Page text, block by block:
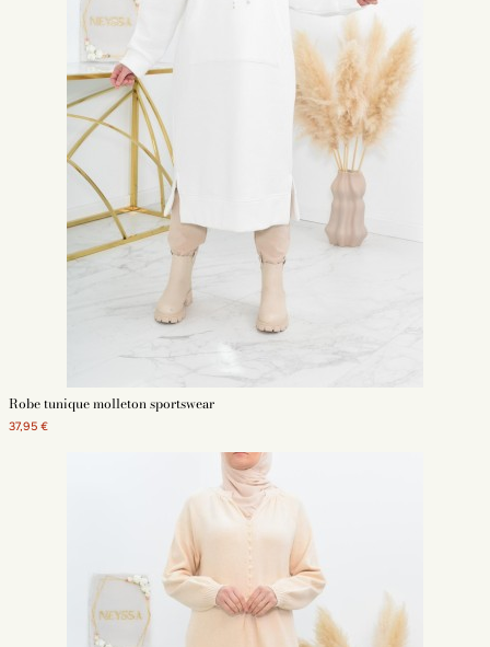
Robe tunique molleton sportswear
37,95 €